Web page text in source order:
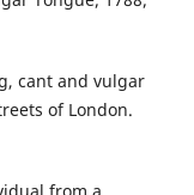
cant and vulgar
of London.